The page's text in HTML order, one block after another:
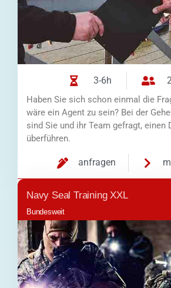
3-6h
Haben Sie sich schon einmal die
wäre ein Agent zu sein? Bei der
sind Sie und ihr Team gefragt, einen
überführen.
anfragen
Navy Seal Training XXL
Bundesweit